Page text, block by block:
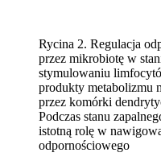
Rycina 2. Regulacja
przez mikrobiotę w
stymulowaniu
produkty metabolizmu
przez komórki
Podczas stanu
istotną rolę w
odpornościowego